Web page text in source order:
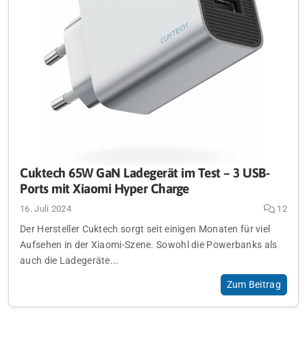
Cuktech 65W GaN Ladegerät im Test – 3 USB-
Ports mit Xiaomi Hyper Charge
16. Juli 2024 12
Der Hersteller Cuktech sorgt seit einigen Monaten für viel
Aufsehen in der Xiaomi-Szene. Sowohl die Powerbanks als
auch die Ladegeräte...
Zum Beitrag